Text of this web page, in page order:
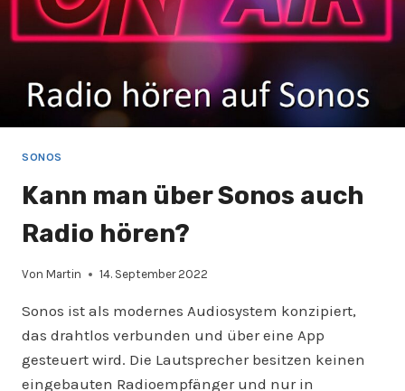
SONOS
Kann man über Sonos auch
Radio hören?
Von Martin 14. September 2022
Sonos ist als modernes Audiosystem konzipiert,
das drahtlos verbunden und über eine App
gesteuert wird. Die Lautsprecher besitzen keinen
eingebauten Radioempfänger und nur in